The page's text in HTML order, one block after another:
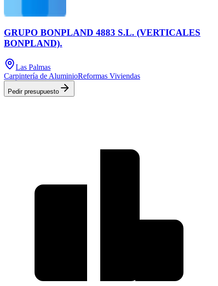
GRUPO BONPLAND 4883 S.L. (VERTICALES
BONPLAND).
Las Palmas
Carpintería de AluminioReformas Viviendas
Pedir presupuesto